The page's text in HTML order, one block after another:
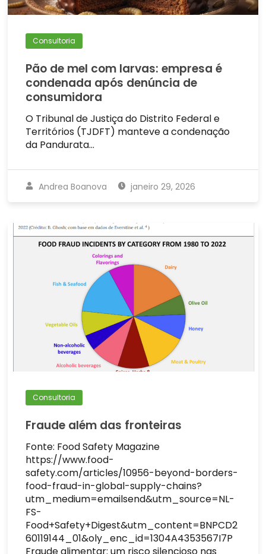
Consultoria
Pão de mel com larvas: empresa é
condenada após denúncia de
consumidora
O Tribunal de Justiça do Distrito Federal e
Territórios (TJDFT) manteve a condenação
da Pandurata…
Andrea Boanova janeiro 29, 2026
Consultoria
Fraude além das fronteiras
Fonte: Food Safety Magazine
https://www.food-
safety.com/articles/10956-beyond-borders-
food-fraud-in-global-supply-chains?
utm_medium=emailsend&utm_source=NL-
FS-
Food+Safety+Digest&utm_content=BNPCD2
60119144_01&oly_enc_id=1304A4353567I7P